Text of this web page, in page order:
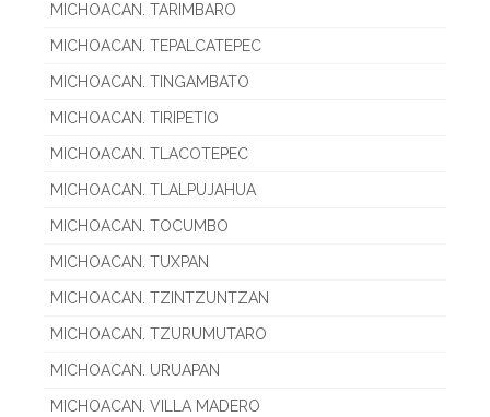
MICHOACAN. TARIMBARO
MICHOACAN. TEPALCATEPEC
MICHOACAN. TINGAMBATO
MICHOACAN. TIRIPETIO
MICHOACAN. TLACOTEPEC
MICHOACAN. TLALPUJAHUA
MICHOACAN. TOCUMBO
MICHOACAN. TUXPAN
MICHOACAN. TZINTZUNTZAN
MICHOACAN. TZURUMUTARO
MICHOACAN. URUAPAN
MICHOACAN. VILLA MADERO